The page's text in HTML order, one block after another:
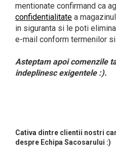
mentionate confirmand ca
confidentialitate a
in siguranta si le poti
e-mail conform termenilor
Asteptam apoi comenzile
indeplinesc exigentele :).
Cativa dintre clientii nostri
despre Echipa Sacosarului :)